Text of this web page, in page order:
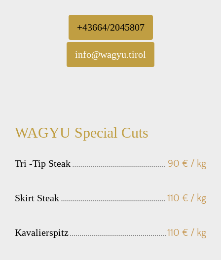
+43664/2045807
info@wagyu.tirol
WAGYU Special Cuts
Tri -Tip Steak 90 € / kg
Skirt Steak 110 € / kg
Kavalierspitz 110 € / kg